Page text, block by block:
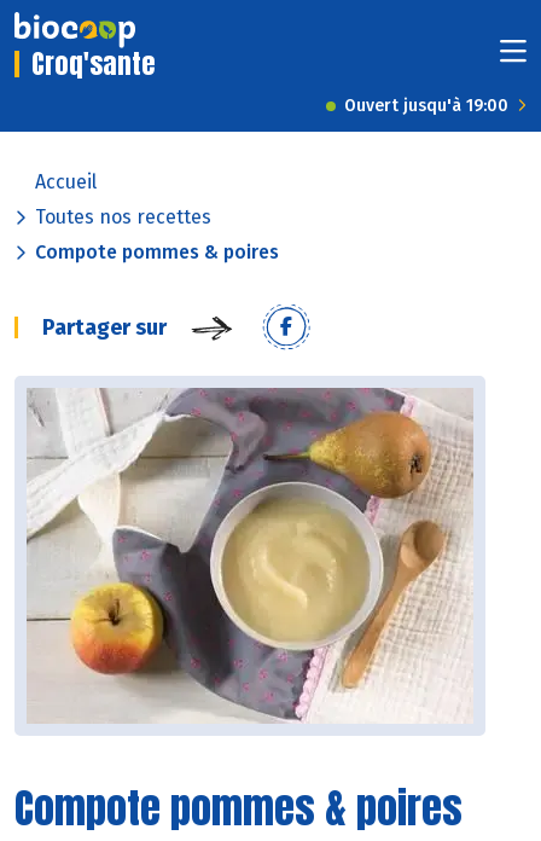
Croq'sante
Ouvert jusqu'à 19:00
Accueil
Toutes nos recettes
Compote pommes & poires
Partager sur
Compote pommes & poires